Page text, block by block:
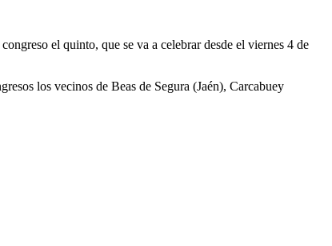
el quinto, que se va a celebrar desde el viernes 4 de
los vecinos de Beas de Segura (Jaén), Carcabuey